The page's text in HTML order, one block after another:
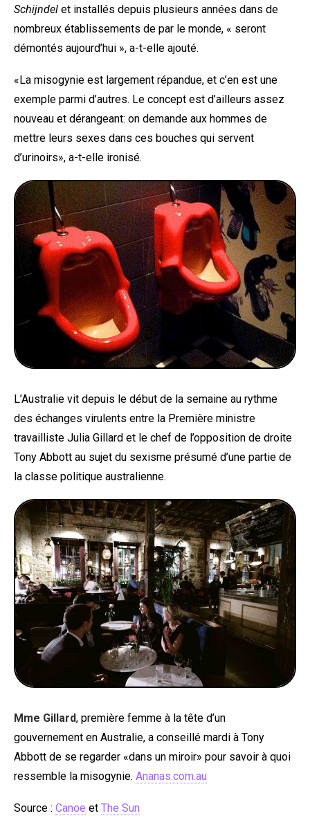
Schijndel et installés depuis plusieurs années dans de
nombreux établissements de par le monde, « seront
démontés aujourd’hui », a-t-elle ajouté.
«La misogynie est largement répandue, et c’en est une
exemple parmi d’autres. Le concept est d’ailleurs assez
nouveau et dérangeant: on demande aux hommes de
mettre leurs sexes dans ces bouches qui servent
d’urinoirs», a-t-elle ironisé.
L’Australie vit depuis le début de la semaine au rythme
des échanges virulents entre la Première ministre
travailliste Julia Gillard et le chef de l’opposition de droite
Tony Abbott au sujet du sexisme présumé d’une partie de
la classe politique australienne.
Mme Gillard, première femme à la tête d’un
gouvernement en Australie, a conseillé mardi à Tony
Abbott de se regarder «dans un miroir» pour savoir à quoi
ressemble la misogynie. Ananas.com.au
Source : Canoe et The Sun